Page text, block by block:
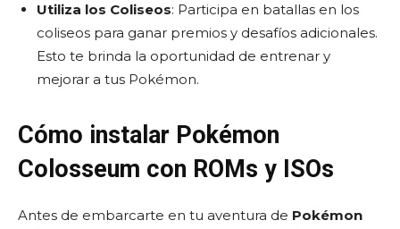
Utiliza los Coliseos: Participa en batallas en los
coliseos para ganar premios y desafíos adicionales.
Esto te brinda la oportunidad de entrenar y
mejorar a tus Pokémon.
Cómo instalar Pokémon
Colosseum con ROMs y ISOs
Antes de embarcarte en tu aventura de Pokémon